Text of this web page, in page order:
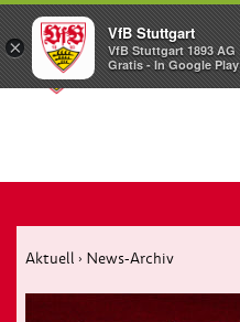
Aktuell › News-Archiv
×
VfB Stuttgart
VfB Stuttgart 1893 AG
Gratis - In Google Play